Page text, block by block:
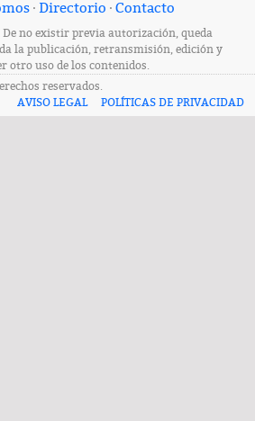
· Directorio · Contacto
De no existir previa autorización, queda
la publicación, retransmisión, edición y
otro uso de los contenidos.
reservados.
AVISO LEGAL
POLÍTICAS DE PRIVACIDAD